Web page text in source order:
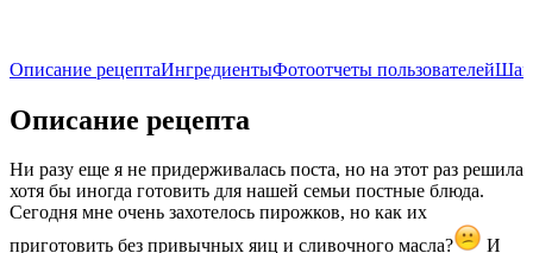
Описание рецептаИнгредиентыФотоотчеты пользователей
Описание рецепта
Ни разу еще я не придерживалась поста, но на этот раз решила
хотя бы иногда готовить для нашей семьи постные блюда.
Сегодня мне очень захотелось пирожков, но как их
приготовить без привычных яиц и сливочного масла?
И